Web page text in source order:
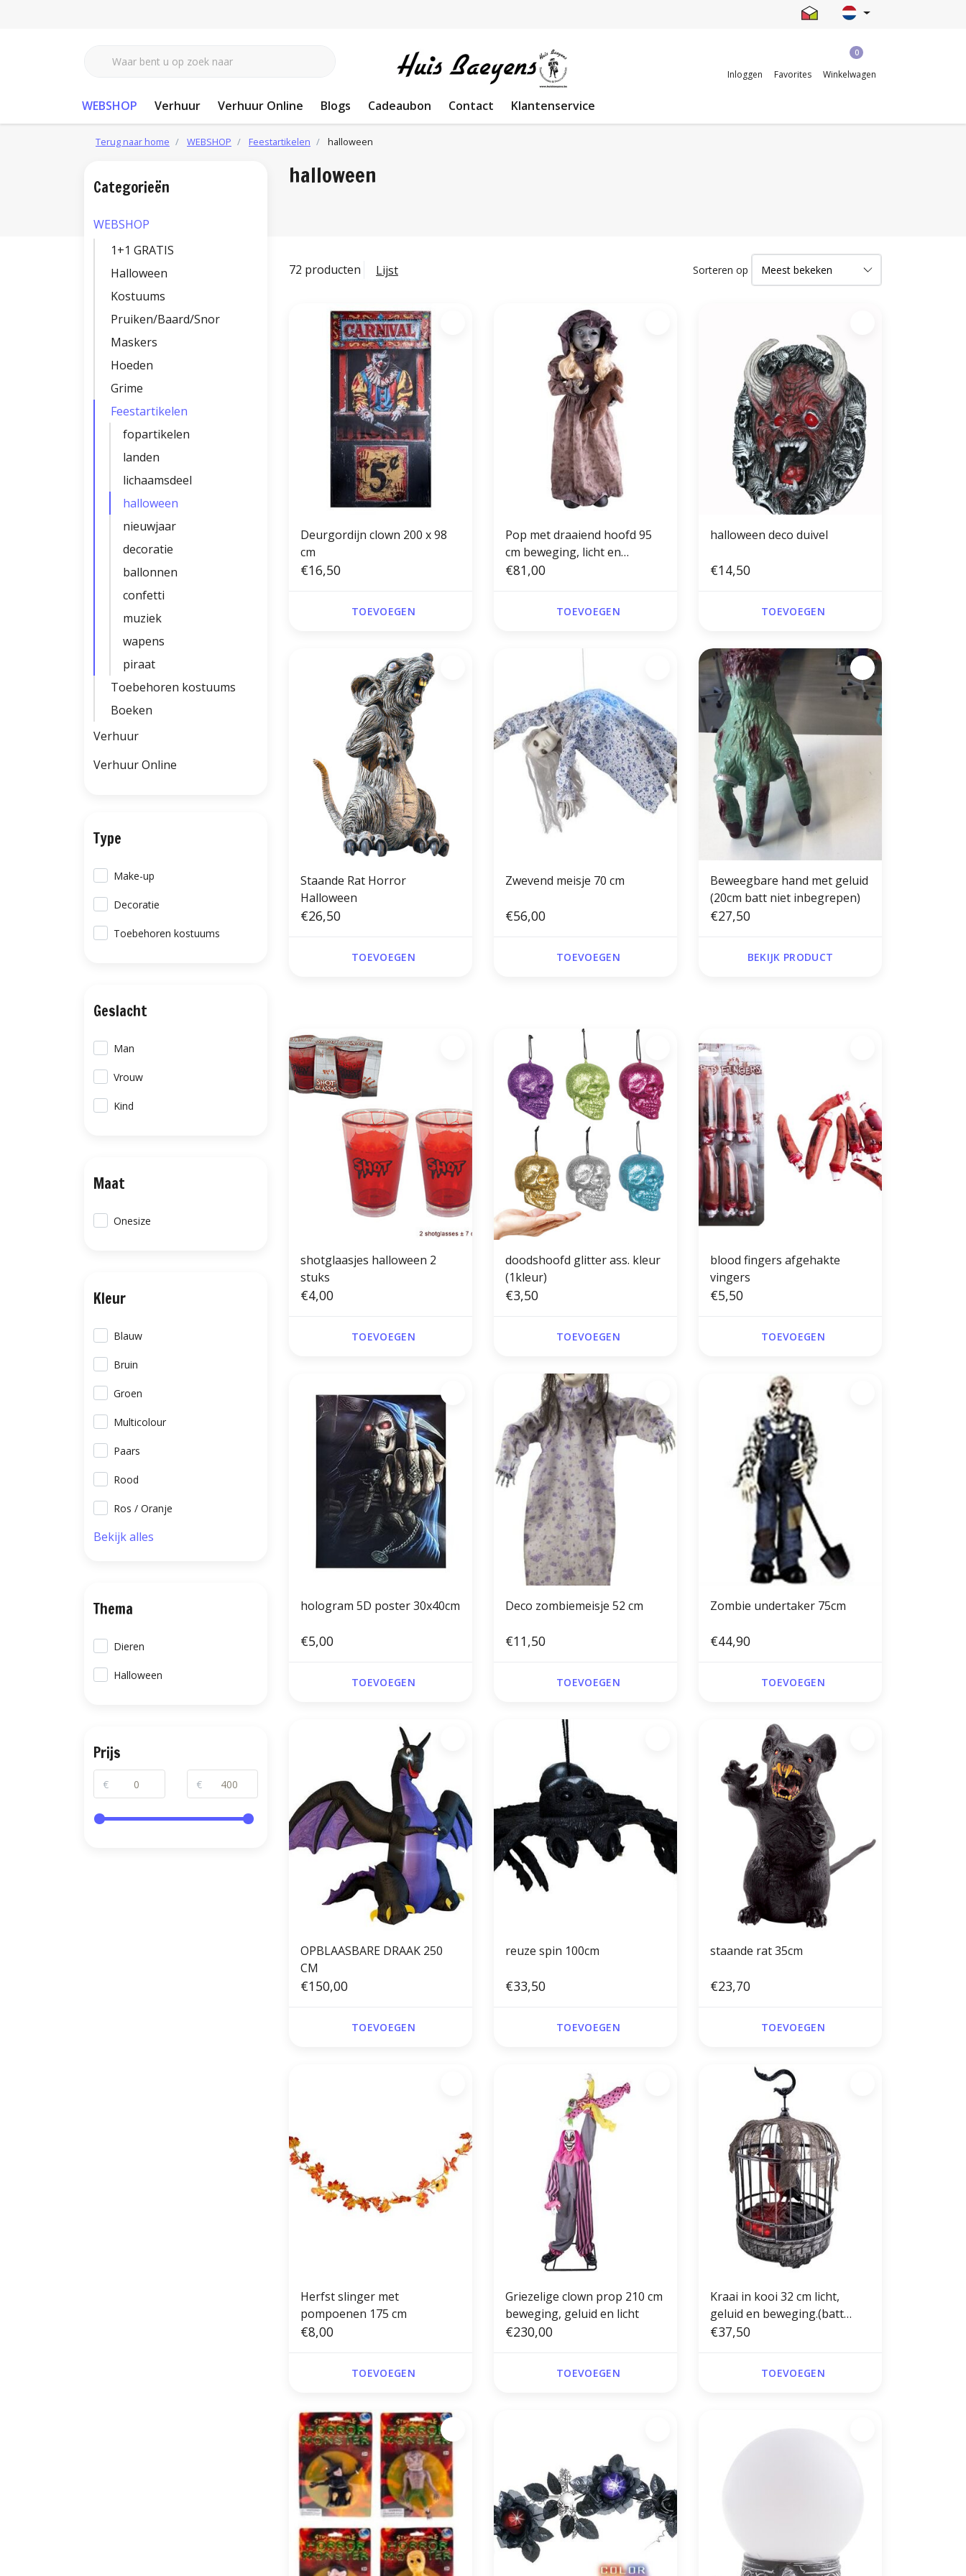
Inloggen Favorites
0
Winkelwagen
WEBSHOP Verhuur Verhuur Online Blogs Cadeaubon Contact Klantenservice
Terug naar home WEBSHOP Feestartikelen halloween
halloween
72 producten Lijst Sorteren op
Deurgordijn clown 200 x 98
cm
€16,50
TOEVOEGEN
Pop met draaiend hoofd 95
cm beweging, licht en
geluid(batt NIET inbegrepen)
€81,00
TOEVOEGEN
halloween deco duivel
€14,50
TOEVOEGEN
Staande Rat Horror
Halloween
€26,50
TOEVOEGEN
Zwevend meisje 70 cm
€56,00
TOEVOEGEN
Beweegbare hand met geluid
(20cm batt niet inbegrepen)
€27,50
BEKIJK PRODUCT
shotglaasjes halloween 2
stuks
€4,00
TOEVOEGEN
doodshoofd glitter ass. kleur
(1kleur)
€3,50
TOEVOEGEN
blood fingers afgehakte
vingers
€5,50
TOEVOEGEN
hologram 5D poster 30x40cm
€5,00
TOEVOEGEN
Deco zombiemeisje 52 cm
€11,50
TOEVOEGEN
Zombie undertaker 75cm
€44,90
TOEVOEGEN
OPBLAASBARE DRAAK 250
CM
€150,00
TOEVOEGEN
reuze spin 100cm
€33,50
TOEVOEGEN
staande rat 35cm
€23,70
TOEVOEGEN
Herfst slinger met
pompoenen 175 cm
€8,00
TOEVOEGEN
Griezelige clown prop 210 cm
beweging, geluid en licht
€230,00
TOEVOEGEN
Kraai in kooi 32 cm licht,
geluid en beweging.(batt
NIET inbegrepen)
€37,50
TOEVOEGEN
Categorieën
WEBSHOP
1+1 GRATIS
Halloween
Kostuums
Pruiken/Baard/Snor
Maskers
Hoeden
Grime
Feestartikelen
fopartikelen
landen
lichaamsdeel
halloween
nieuwjaar
decoratie
ballonnen
confetti
muziek
wapens
piraat
Toebehoren kostuums
Boeken
Verhuur
Verhuur Online
Type
Make-up
Decoratie
Toebehoren kostuums
Geslacht
Man
Vrouw
Kind
Maat
Onesize
Kleur
Blauw
Bruin
Groen
Multicolour
Paars
Rood
Ros / Oranje
Bekijk alles
Thema
Dieren
Halloween
Prijs
€ €